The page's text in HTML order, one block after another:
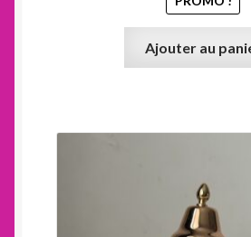
Ajouter au